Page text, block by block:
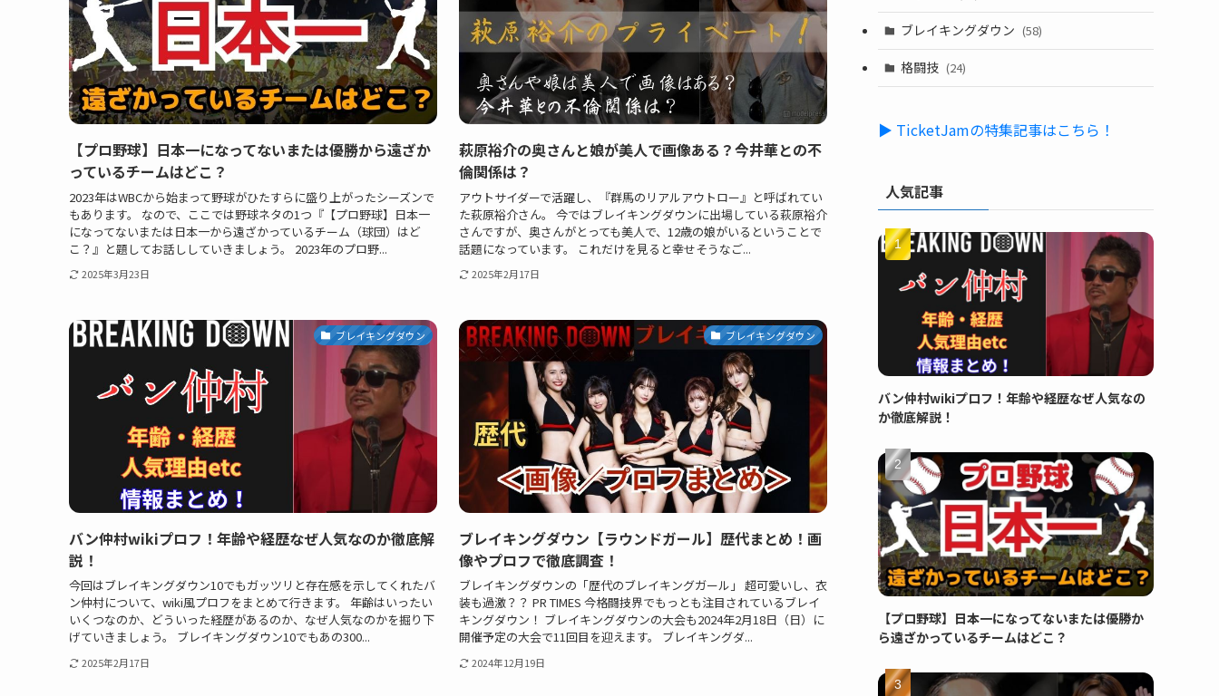
【プロ野球】日本一になってないまたは優勝から遠ざか
っているチームはどこ？
2023年はWBCから始まって野球がひたすらに盛り上がったシーズンで
もあります。 なので、ここでは野球ネタの1つ『【プロ野球】日本一
になってないまたは日本一から遠ざかっているチーム（球団）はど
こ？』と題してお話ししていきましょう。 2023年のプロ野...
2025年3月23日
萩原裕介の奥さんと娘が美人で画像ある？今井華との不
倫関係は？
アウトサイダーで活躍し、『群馬のリアルアウトロー』と呼ばれてい
た萩原裕介さん。 今ではブレイキングダウンに出場している萩原裕介
さんですが、奥さんがとっても美人で、12歳の娘がいるということで
話題になっています。 これだけを見ると幸せそうなご...
2025年2月17日
ブレイキングダウン
バン仲村wikiプロフ！年齢や経歴なぜ人気なのか徹底解
説！
今回はブレイキングダウン10でもガッツリと存在感を示してくれたバ
ン仲村について、wiki風プロフをまとめて行きます。 年齢はいったい
いくつなのか、どういった経歴があるのか、なぜ人気なのかを掘り下
げていきましょう。 ブレイキングダウン10でもあの300...
2025年2月17日
ブレイキングダウン
ブレイキングダウン【ラウンドガール】歴代まとめ！画
像やプロフで徹底調査！
ブレイキングダウンの「歴代のブレイキングガール」 超可愛いし、衣
装も過激？？ PR TIMES 今格闘技界でもっとも注目されているブレイ
キングダウン！ ブレイキングダウンの大会も2024年2月18日（日）に
開催予定の大会で11回目を迎えます。 ブレイキングダ...
2024年12月19日
ブレイキングダウン (58)
格闘技 (24)
▶ TicketJamの特集記事はこちら！
人気記事
バン仲村wikiプロフ！年齢や経歴なぜ人気なの
か徹底解説！
【プロ野球】日本一になってないまたは優勝か
ら遠ざかっているチームはどこ？